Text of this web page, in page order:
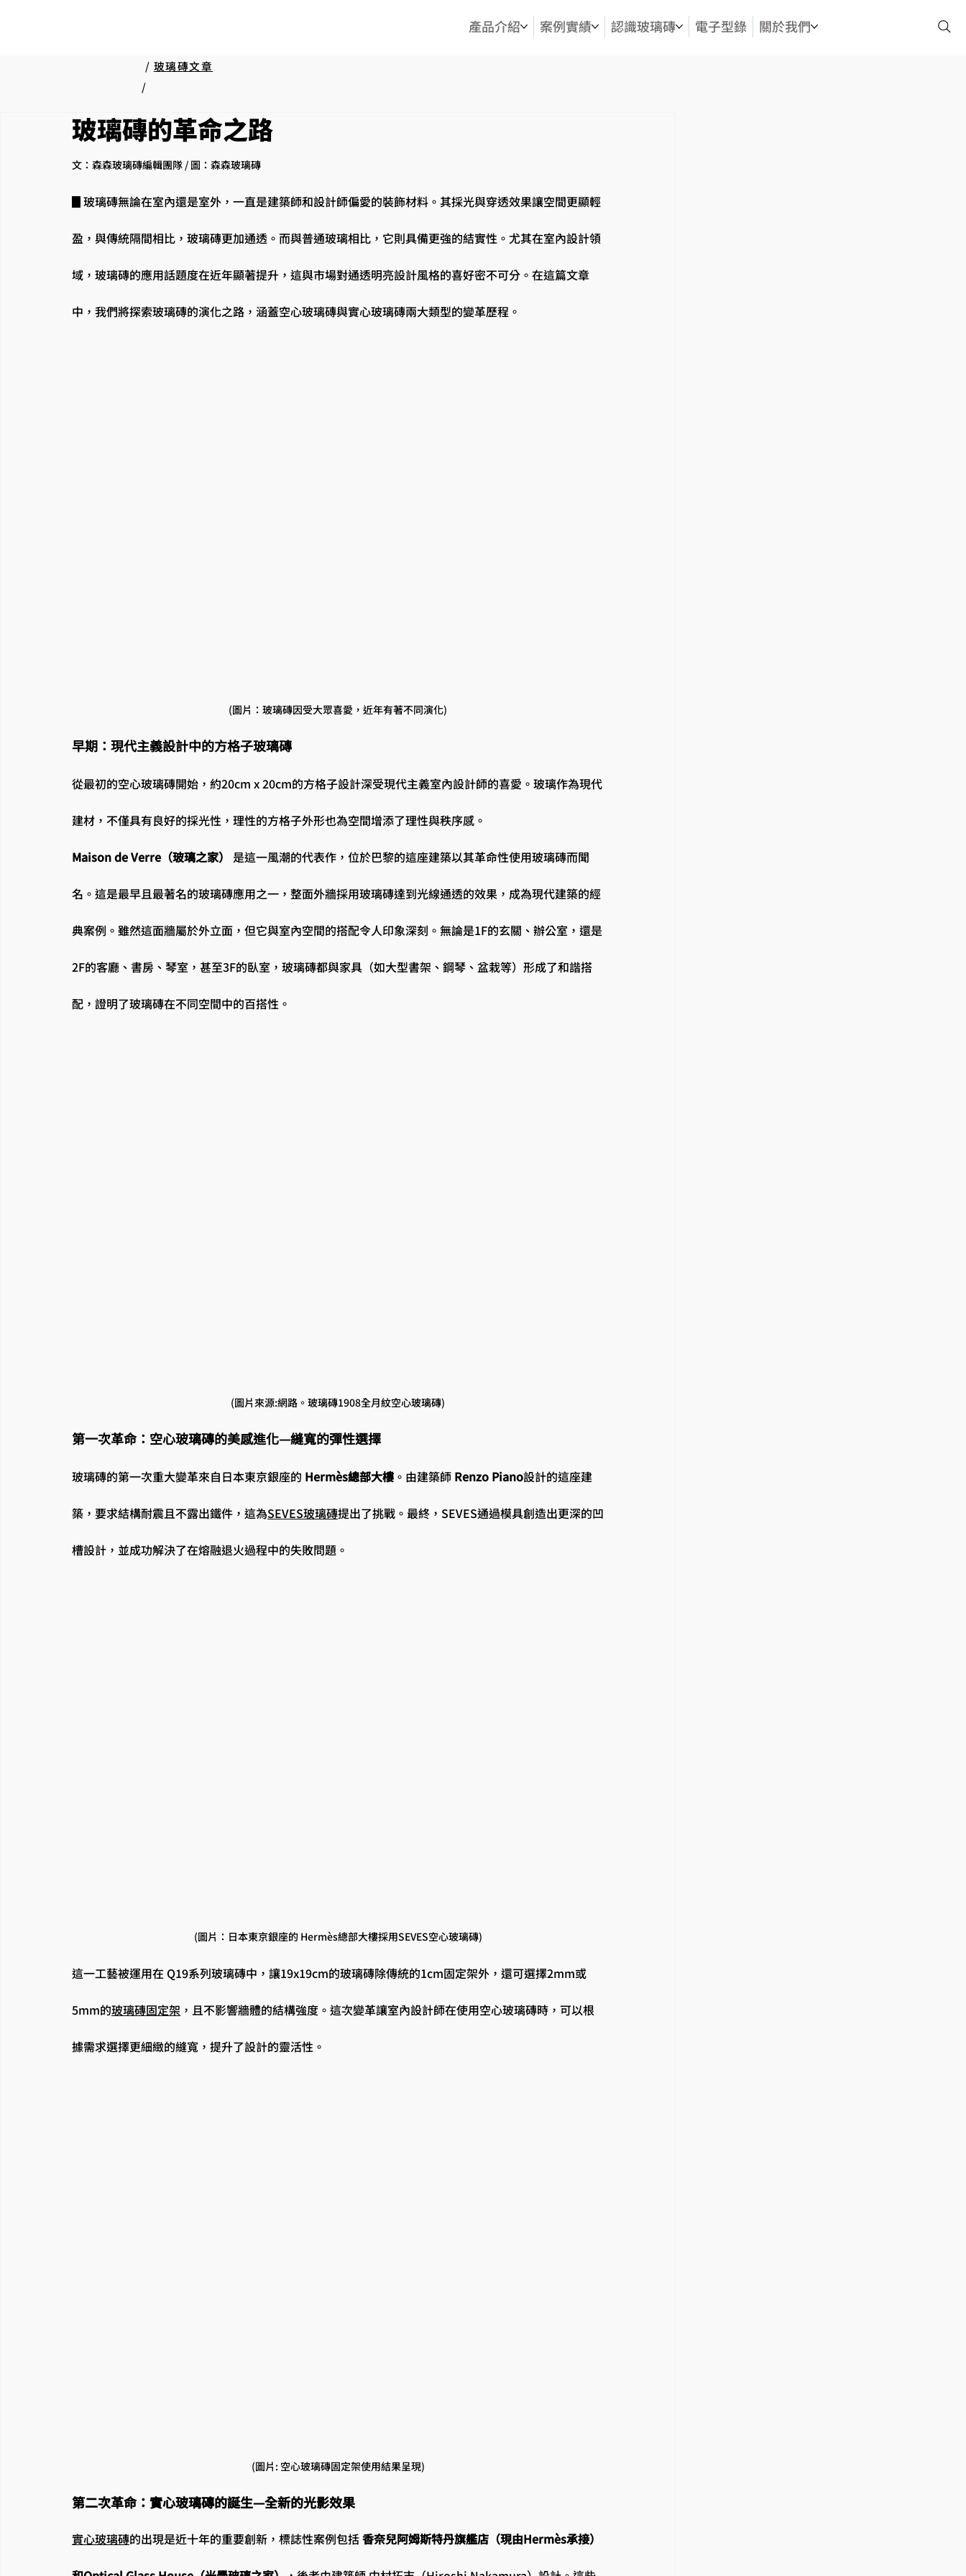
產品介紹 案例實績 認識玻璃磚 電子型錄 關於我們
/ 玻璃磚文章
/
玻璃磚的革命之路
文：森森玻璃磚編輯團隊 / 圖：森森玻璃磚
▊玻璃磚無論在室內還是室外，一直是建築師和設計師偏愛的裝飾材料。其採光與穿透效果讓空間更顯輕
盈，與傳統隔間相比，玻璃磚更加通透。而與普通玻璃相比，它則具備更強的結實性。尤其在室內設計領
域，玻璃磚的應用話題度在近年顯著提升，這與市場對通透明亮設計風格的喜好密不可分。在這篇文章
中，我們將探索玻璃磚的演化之路，涵蓋空心玻璃磚與實心玻璃磚兩大類型的變革歷程。
(圖片：玻璃磚因受大眾喜愛，近年有著不同演化)
早期：現代主義設計中的方格子玻璃磚
從最初的空心玻璃磚開始，約20cm x 20cm的方格子設計深受現代主義室內設計師的喜愛。玻璃作為現代
建材，不僅具有良好的採光性，理性的方格子外形也為空間增添了理性與秩序感。
Maison de Verre（玻璃之家） 是這一風潮的代表作，位於巴黎的這座建築以其革命性使用玻璃磚而聞
名。這是最早且最著名的玻璃磚應用之一，整面外牆採用玻璃磚達到光線通透的效果，成為現代建築的經
典案例。雖然這面牆屬於外立面，但它與室內空間的搭配令人印象深刻。無論是1F的玄關、辦公室，還是
2F的客廳、書房、琴室，甚至3F的臥室，玻璃磚都與家具（如大型書架、鋼琴、盆栽等）形成了和諧搭
配，證明了玻璃磚在不同空間中的百搭性。
(圖片來源:網路。玻璃磚1908全月紋空心玻璃磚)
第一次革命：空心玻璃磚的美感進化—縫寬的彈性選擇
玻璃磚的第一次重大變革來自日本東京銀座的 Hermès總部大樓 。由建築師 Renzo Piano設計的這座建
築，要求結構耐震且不露出鐵件，這為SEVES玻璃磚提出了挑戰。最終，SEVES通過模具創造出更深的凹
槽設計，並成功解決了在熔融退火過程中的失敗問題。
(圖片：日本東京銀座的 Hermès總部大樓採用SEVES空心玻璃磚)
這一工藝被運用在 Q19系列玻璃磚中，讓19x19cm的玻璃磚除傳統的1cm固定架外，還可選擇2mm或
5mm的玻璃磚固定架 ，且不影響牆體的結構強度。這次變革讓室內設計師在使用空心玻璃磚時，可以根
據需求選擇更細緻的縫寬，提升了設計的靈活性。
(圖片: 空心玻璃磚固定架使用結果呈現)
第二次革命：實心玻璃磚的誕生—全新的光影效果
實心玻璃磚的出現是近十年的重要創新，標誌性案例包括 香奈兒阿姆斯特丹旗艦店（現由Hermès承接）